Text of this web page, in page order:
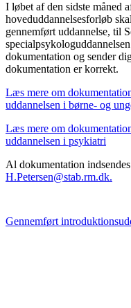
I løbet af den sidste måned
hoveduddannelsesforløb
gennemført uddannelse, til
dokumentation og sender
dokumentation er korrekt.
Læs mere om
uddannelsen i børne- og
Læs mere om
uddannelsen i psykiatri
Al dokumentation
H.Petersen@stab.rm.dk.
Gennemført